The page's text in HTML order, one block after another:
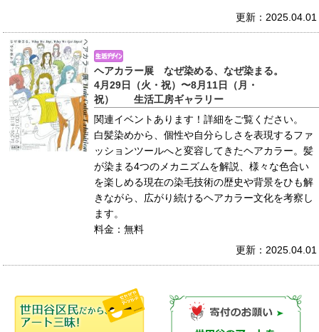
更新：2025.04.01
ヘアカラー展 なぜ染める、なぜ染まる。
4月29日（火・祝）〜8月11日（月・
祝） 生活工房ギャラリー
関連イベントあります！詳細をご覧ください。
白髪染めから、個性や自分らしさを表現するファ
ッションツールへと変容してきたヘアカラー。髪
が染まる4つのメカニズムを解説、様々な色合い
を楽しめる現在の染毛技術の歴史や背景をひも解
きながら、広がり続けるヘアカラー文化を考察し
ます。
料金：無料
更新：2025.04.01